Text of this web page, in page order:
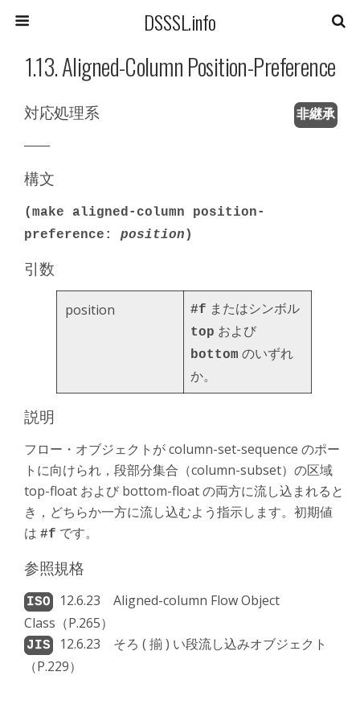
DSSSL.info
1.13. Aligned-Column Position-Preference
非継承
対応処理系
――
構文
(make aligned-column position-
preference: position )
引数
position #f またはシンボル
top および
bottom のいずれ
か。
説明
フロー・オブジェクトが column-set-sequence のポー
トに向けられ，段部分集合（column-subset）の区域
top-float および bottom-float の両方に流し込まれると
き，どちらか一方に流し込むよう指示します。初期値
は #f です。
参照規格
12.6.23 Aligned-column Flow Object
Class（P.265）
12.6.23 そろ ( 揃 ) い段流し込みオブジェクト
（P.229）